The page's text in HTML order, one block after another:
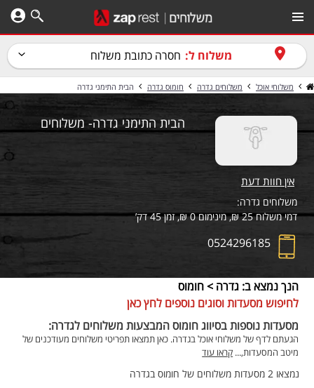
משלוח ל: חסרה כתובת משלוח
משלוחי אוכל משלוחים גדרה חומוס גדרה הבית התימני גדרה
הבית התימני גדרה- משלוחים
אין חוות דעת
משלוחים גדרה:
דמי משלוח 25 ₪, מינימום 0 ₪, זמן 45 דק’
0524296185
הנך נמצא ב: גדרה > חומוס
לחיפוש מסעדות וסוגים נוספים לחץ כאן
מסעדות נוספות בסיווג חומוס המבצעות משלוחים לגדרה:
הגעתם לדף של משלוחי אוכל בגדרה. כאן תמצאו תפריטי משלוחים מעודכנים של
מיטב המסעדות,... קראו עוד
נמצאו 2 מסעדות משלוחים של חומוס בגדרה